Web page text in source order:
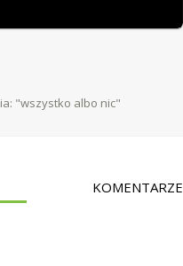
"wszystko albo nic"
KOMENTARZE